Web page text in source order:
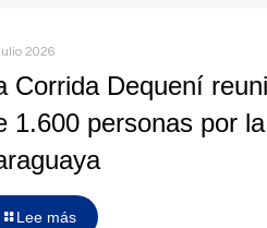
2026
Corrida Dequení
1.600 personas por
Lee más